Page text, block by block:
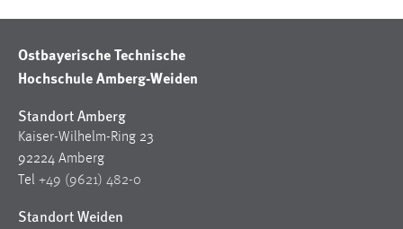
Ostbayerische Technische
Hochschule Amberg-Weiden
Standort Amberg
Kaiser-Wilhelm-Ring 23
92224 Amberg
Tel +49 (9621) 482-0
Standort Weiden